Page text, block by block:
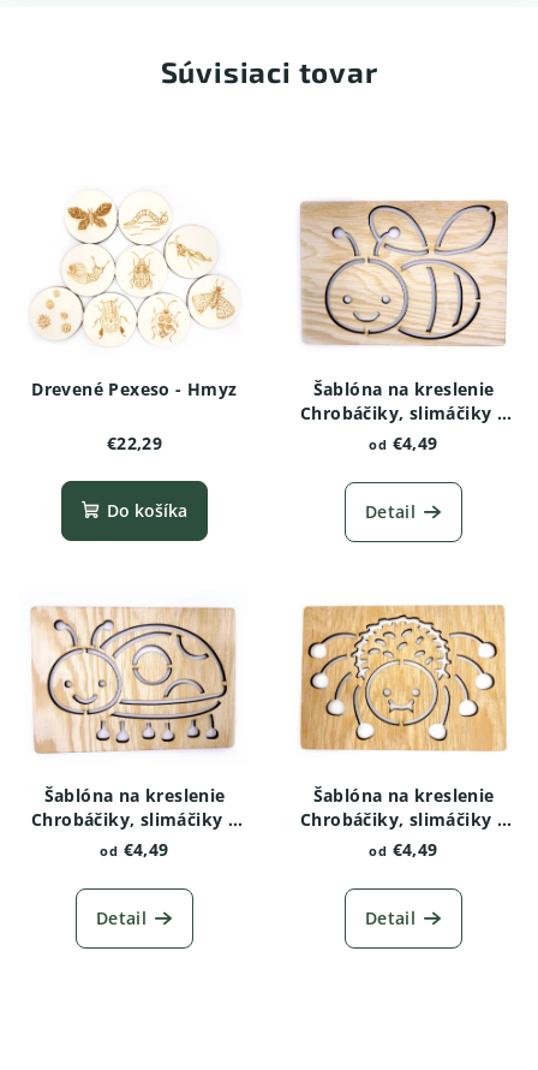
Súvisiaci tovar
Drevené Pexeso - Hmyz
€22,29
Do košíka
Šablóna na kreslenie
Chrobáčiky, slimáčiky a
červíky - Čmeľ
od €4,49
Detail
Šablóna na kreslenie
Chrobáčiky, slimáčiky a
červíky - Lienka
od €4,49
Detail
Šablóna na kreslenie
Chrobáčiky, slimáčiky a
červíky - Pavúk
od €4,49
Detail